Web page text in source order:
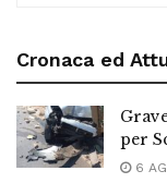
Cronaca ed
per
6